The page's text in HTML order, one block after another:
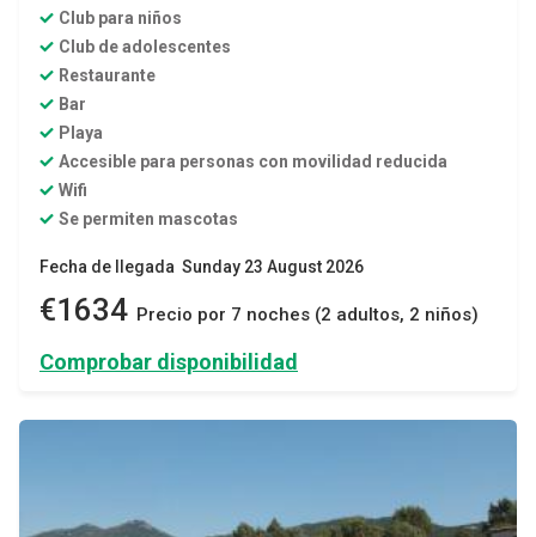
Club para niños
Club de adolescentes
Restaurante
Bar
Playa
Accesible para personas con movilidad reducida
Wifi
Se permiten mascotas
Fecha de llegada Sunday 23 August 2026
€1634 Precio por 7 noches (2 adultos, 2 niños)
Comprobar disponibilidad